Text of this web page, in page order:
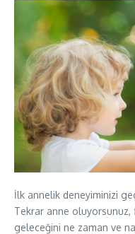
İlk annelik deneyiminizi
Tekrar anne
geleceğini ne zaman ve